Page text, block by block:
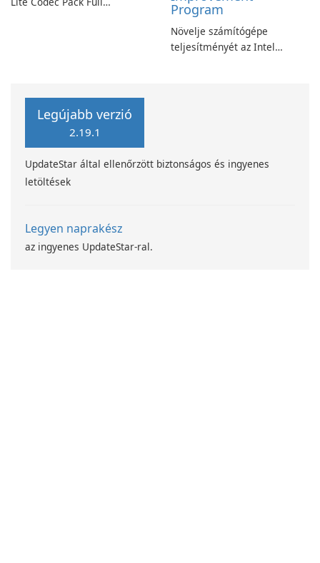
Program
Növelje számítógépe
teljesítményét az Intel
Legújabb verzió
2.19.1
UpdateStar által ellenőrzött biztonságos és ingyenes
letöltések
Legyen naprakész
az ingyenes UpdateStar-ral.